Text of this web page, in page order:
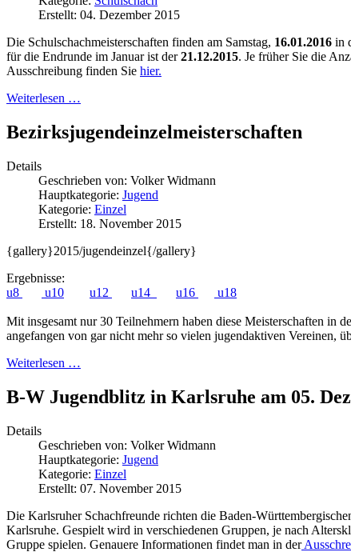
Erstellt: 04. Dezember 2015
Die Schulschachmeisterschaften finden am Samstag, 16.01.2016 in
für die Endrunde im Januar ist der21.12.2015. Je früher Sie die
Ausschreibung finden Sie hier.
Weiterlesen …
Bezirksjugendeinzelmeisterschaften
Details
Geschrieben von: Volker Widmann
Hauptkategorie: Jugend
Kategorie: Einzel
Erstellt: 18. November 2015
{gallery}2015/jugendeinzel{/gallery}
Ergebnisse:
u8
u10 u12 u14 u16 u18
Mit insgesamt nur 30 Teilnehmern haben diese Meisterschaften in
angefangen von gar nicht mehr so vielen jugendaktiven Vereinen,
Weiterlesen …
B-W Jugendblitz in Karlsruhe am 05.
Details
Geschrieben von: Volker Widmann
Hauptkategorie: Jugend
Kategorie: Einzel
Erstellt: 07. November 2015
Die Karlsruher Schachfreunde richten die Baden-
Karlsruhe. Gespielt wird in verschiedenen Gruppen, je nach
Gruppe spielen. Genauere Informationen findet man in der